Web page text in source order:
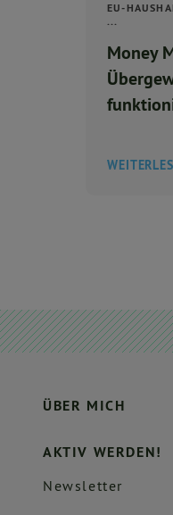
EU-
...
Money
ÜBER MICH
AKTIV WERDEN!
Newsletter